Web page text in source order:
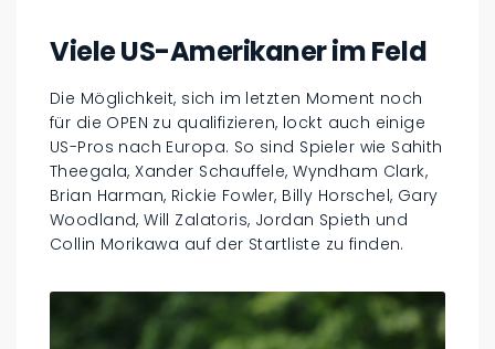
Viele US-Amerikaner im Feld
Die Möglichkeit, sich im letzten Moment noch
für die OPEN zu qualifizieren, lockt auch einige
US-Pros nach Europa. So sind Spieler wie Sahith
Theegala, Xander Schauffele, Wyndham Clark,
Brian Harman, Rickie Fowler, Billy Horschel, Gary
Woodland, Will Zalatoris, Jordan Spieth und
Collin Morikawa auf der Startliste zu finden.